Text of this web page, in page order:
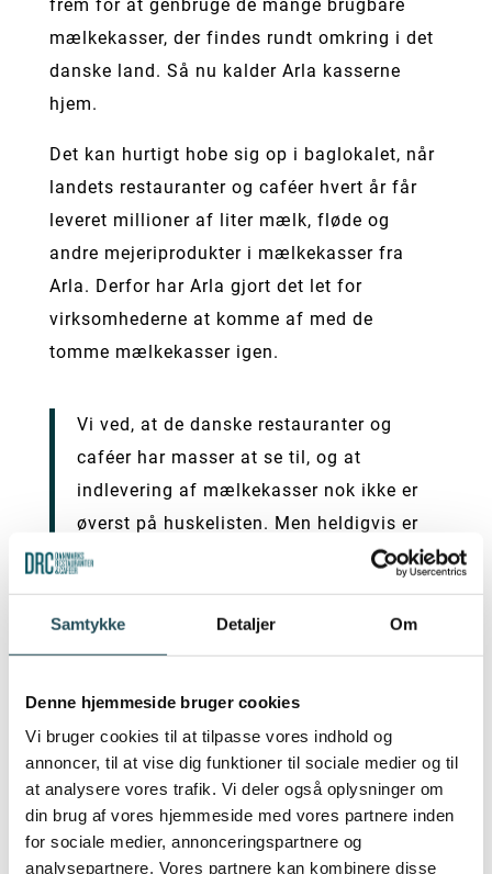
Samtykke Detaljer Om
Denne hjemmeside bruger cookies
Vi bruger cookies til at tilpasse vores indhold og
annoncer, til at vise dig funktioner til sociale medier og til
at analysere vores trafik. Vi deler også oplysninger om
din brug af vores hjemmeside med vores partnere inden
for sociale medier, annonceringspartnere og
analysepartnere. Vores partnere kan kombinere disse
frem for at genbruge de mange brugbare
mælkekasser, der findes rundt omkring i det
danske land. Så nu kalder Arla kasserne
hjem.
Det kan hurtigt hobe sig op i baglokalet, når
landets restauranter og caféer hvert år får
leveret millioner af liter mælk, fløde og
andre mejeriprodukter i mælkekasser fra
Arla. Derfor har Arla gjort det let for
virksomhederne at komme af med de
tomme mælkekasser igen.
Vi ved, at de danske restauranter og
caféer har masser at se til, og at
indlevering af mælkekasser nok ikke er
øverst på huskelisten. Men heldigvis er
der en nem og hurtig løsning, da de
tomme mælkekasser altid kan sendes
retur med chaufføren, som leverer mælk
og mejeriprodukter til storkøkkenerne.
tomme mælkekasser på den nærmeste
genbrugsstation eller hos supermarkeder
over hele landet, hvorfra de kommer
retur til Arla, siger Henrik Lilballe